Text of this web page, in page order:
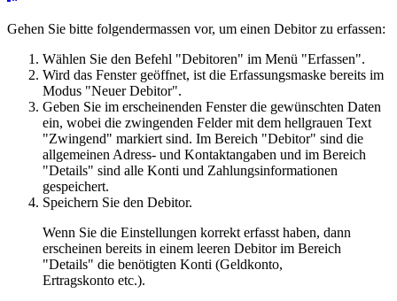
Gehen Sie bitte folgendermassen vor, um einen Debitor zu erfassen:
Wählen Sie den Befehl "Debitoren" im Menü "Erfassen".
Wird das Fenster geöffnet, ist die Erfassungsmaske bereits im
Modus "Neuer Debitor".
Geben Sie im erscheinenden Fenster die gewünschten Daten
ein, wobei die zwingenden Felder mit dem hellgrauen Text
"Zwingend" markiert sind. Im Bereich "Debitor" sind die
allgemeinen Adress- und Kontaktangaben und im Bereich
"Details" sind alle Konti und Zahlungsinformationen
gespeichert.
Speichern Sie den Debitor.
Wenn Sie die Einstellungen korrekt erfasst haben, dann
erscheinen bereits in einem leeren Debitor im Bereich
"Details" die benötigten Konti (Geldkonto,
Ertragskonto etc.).